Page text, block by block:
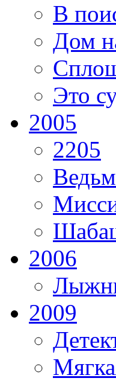
В
Дом
Это
2005
2205
2006
2009